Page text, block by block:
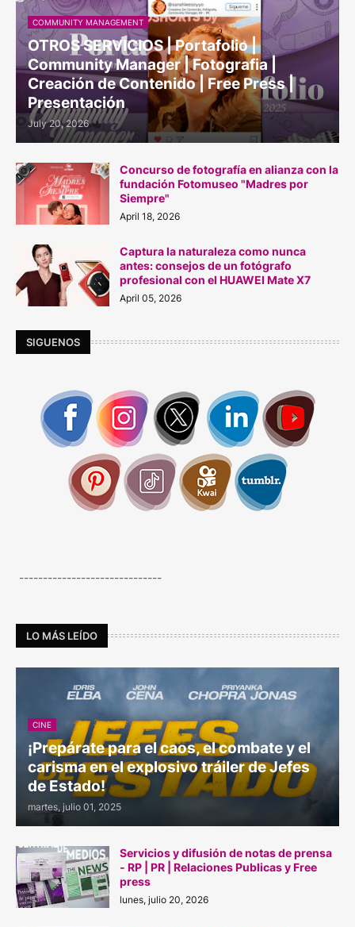
COMMUNITY MANAGEMENT
OTROS SERVICIOS | Portafolio |
Community Manager | Fotografia |
Creación de Contenido | Free Press |
Presentación
July 20, 2026
Concurso de fotografía en alianza con la
fundación Fotomuseo "Madres por
Siempre"
April 18, 2026
Captura la naturaleza como nunca
antes: consejos de un fotógrafo
profesional con el HUAWEI Mate X7
April 05, 2026
SIGUENOS
------------------------------
LO MÁS LEÍDO
CINE
¡Prepárate para el caos, el combate y el
carisma en el explosivo tráiler de Jefes
de Estado!
martes, julio 01, 2025
Servicios y difusión de notas de prensa
- RP | PR | Relaciones Publicas y Free
press
lunes, julio 20, 2026